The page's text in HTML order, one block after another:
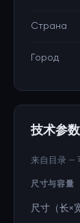
Страна
Город
技术参数
来自目录 —
尺寸与容量
尺寸（长×